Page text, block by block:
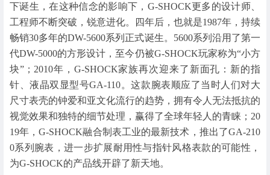
下诞生，在这种信念的影响下，G-SHOCK更多的设计师、
工程师不断突破，锐意进化。四年后，也就是1987年，持续
畅销30多年的DW-5600系列正式诞生。5600系列沿用了第一
代DW-5000的方形设计，至今仍被G-SHOCK玩家称为“小方
块”；2010年，G-SHOCK家族再次迎来了新面孔：新的指
针、液晶双显型号GA-110。这款腕表顺应了当时人们对大
尺寸表壳的钟爱和亚文化流行的趋势，拥有令人无法抵抗的
视觉效果和独特的细节处理，赢得了全球年轻人的青睐；20
19年，G-SHOCK融合制表工业的最新技术，推出了GA-210
0系列腕表，进一步扩展耐用性与指针风格表款的可能性，
为G-SHOCK的产品线开辟了新天地。